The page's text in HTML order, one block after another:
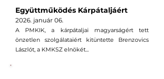
Együttműködés Kárpátaljáért
2026. január 06.
A PMKIK, a kárpátaljai magyarságért tett
önzetlen szolgálataiért kitüntette Brenzovics
Lászlót, a KMKSZ elnökét...